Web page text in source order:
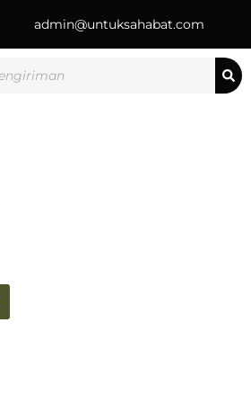
admin@untuksahabat.com